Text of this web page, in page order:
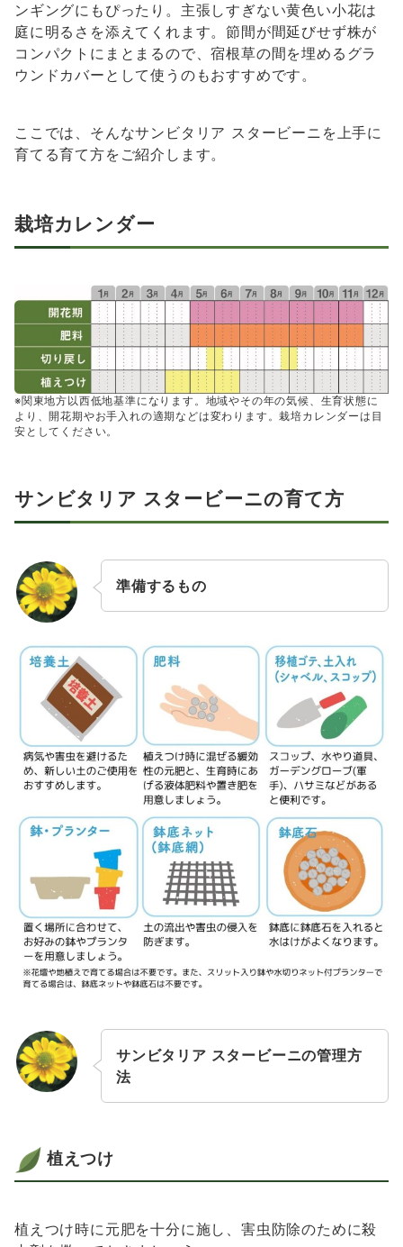
ンギングにもぴったり。主張しすぎない黄色い小花は
庭に明るさを添えてくれます。節間が間延びせず株が
コンパクトにまとまるので、宿根草の間を埋めるグラ
ウンドカバーとして使うのもおすすめです。
ここでは、そんなサンビタリア スタービーニを上手に
育てる育て方をご紹介します。
栽培カレンダー
※関東地方以西低地基準になります。地域やその年の気候、生育状態に
より、開花期やお手入れの適期などは変わります。栽培カレンダーは目
安としてください。
サンビタリア スタービーニの育て方
準備するもの
サンビタリア スタービーニの管理方
法
植えつけ
植えつけ時に元肥を十分に施し、害虫防除のために殺